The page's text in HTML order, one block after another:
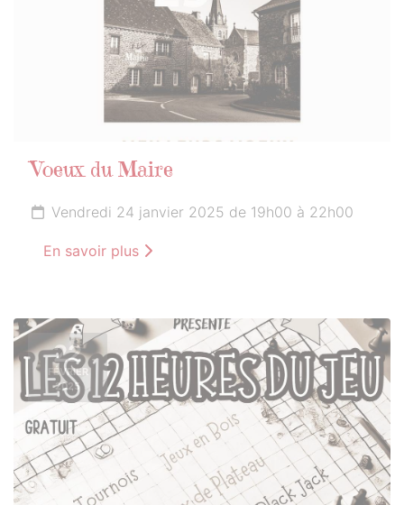
Voeux du Maire
Vendredi 24 janvier 2025 de 19h00 à 22h00
En savoir plus
22
FÉVRIER
2025